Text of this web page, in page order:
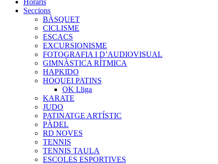
Horaris
Seccions
BÀSQUET
CICLISME
ESCACS
EXCURSIONISME
FOTOGRAFIA I D’AUDIOVISUAL
GIMNÀSTICA RÍTMICA
HAPKIDO
HOQUEI PATINS
OK Lliga
KARATE
JUDO
PATINATGE ARTÍSTIC
PÀDEL
RD NOVES
TENNIS
TENNIS TAULA
ESCOLES ESPORTIVES